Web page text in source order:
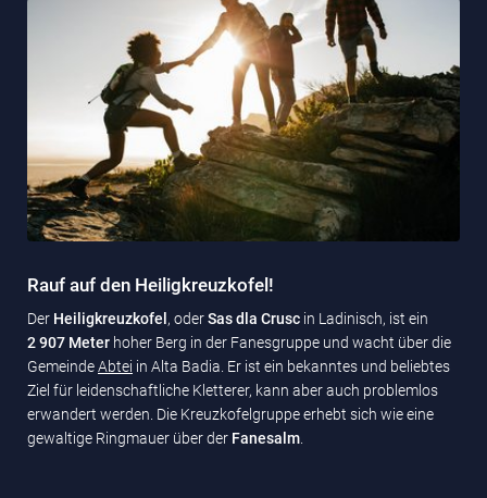
Rauf auf den Heiligkreuzkofel!
Der Heiligkreuzkofel , oderSas dla Crusc in Ladinisch, ist ein
2 907 Meter hoher Berg in der Fanesgruppe und wacht über die
GemeindeAbtei in Alta Badia. Er ist ein bekanntes und beliebtes
Ziel für leidenschaftliche Kletterer, kann aber auch problemlos
erwandert werden. Die Kreuzkofelgruppe erhebt sich wie eine
gewaltige Ringmauer über der Fanesalm